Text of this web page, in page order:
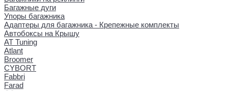
Багажные дуги
Упоры багажника
Адаптеры для багажника - Крепежные комплекты
Автобоксы на Крышу
AT Tuning
Atlant
Broomer
CYBORT
Fabbri
Farad